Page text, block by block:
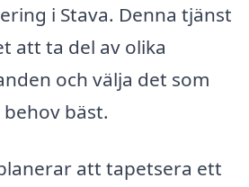
i Stava. Denna tjänst
att ta del av olika
och välja det som
bäst.
att tapetsera ett